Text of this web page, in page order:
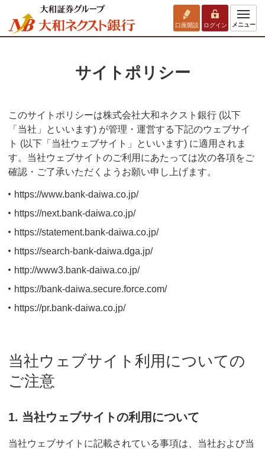
口座開設 ログイン メニュー
サイトポリシー
このサイトポリシーは株式会社大和ネクスト銀行 (以下
「当社」といいます) が管理・運営する下記のウェブサイ
ト (以下「当社ウェブサイト」といいます) に適用されま
す。当社ウェブサイトのご利用にあたっては次の各項をご
確認・ご了承いただくようお願い申し上げます。
https://www.bank-daiwa.co.jp/
https://next.bank-daiwa.co.jp/
https://statement.bank-daiwa.co.jp/
https://search-bank-daiwa.dga.jp/
http://www3.bank-daiwa.co.jp/
https://bank-daiwa.secure.force.com/
https://pr.bank-daiwa.co.jp/
当社ウェブサイト利用についての
ご注意
1. 当社ウェブサイトの利用について
当社ウェブサイトに記載されている事項は、当社および当